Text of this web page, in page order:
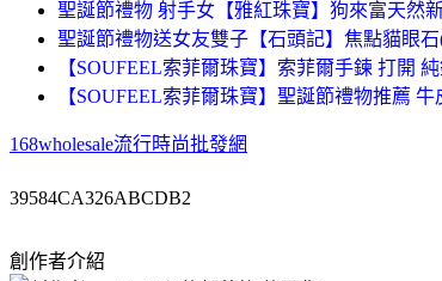
聖誕節禮物 射手女【雅紅珠寶】狗來富天然
聖誕節禮物送女友雙子【石頭記】焦點貓眼
【SOUFEEL索菲爾珠寶】索菲爾手鍊 打開
【SOUFEEL索菲爾珠寶】聖誕節禮物推薦
168wholesale流行時尚批發網
39584CA326ABCDB2
創作者介紹